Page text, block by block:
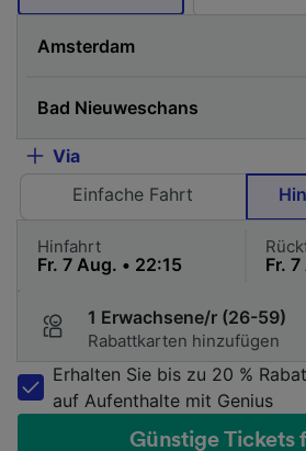
Via
Einfache Fahrt
Hinfahrt
1 Erwachsene/r (26-59)
Rabattkarten hinzufügen
Erhalten Sie bis zu 20 %
auf Aufenthalte mit Genius
Günstige Tickets